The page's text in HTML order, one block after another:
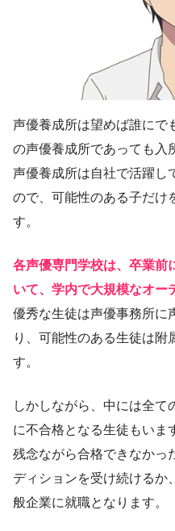
声優養成所は望めば誰にで
の声優養成所であっても入
声優養成所は自社で活躍し
ので、可能性のある子だけ
す。
各声優専門学校は、卒業前
いて、学内で大規模なオー
優秀な生徒は声優事務所に
り、可能性のある生徒は附
す。
しかしながら、中には全て
に不合格となる生徒もいま
残念ながら合格できなかっ
ディションを受け続けるか
般企業に就職となります。